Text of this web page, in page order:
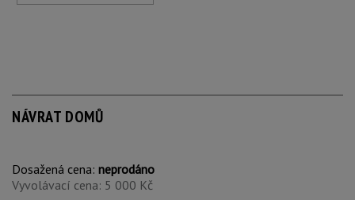
NÁVRAT DOMŮ
Dosažená cena: neprodáno
Vyvolávací cena: 5 000 Kč